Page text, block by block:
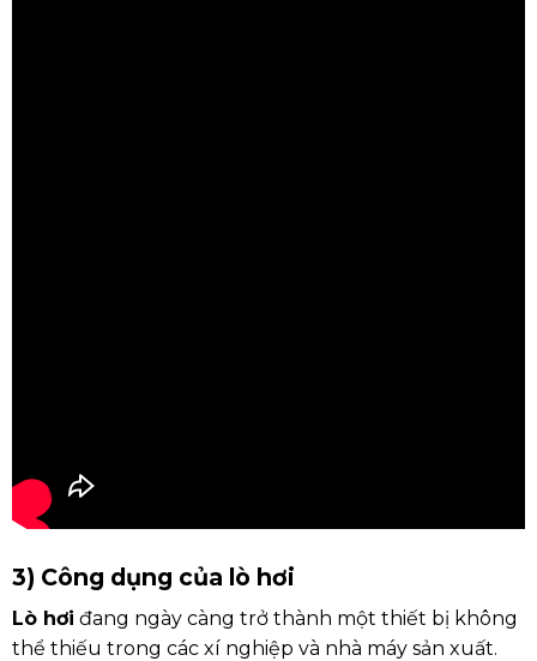
3) Công dụng của lò hơi
Lò hơi đang ngày càng trở thành một thiết bị không
thể thiếu trong các xí nghiệp và nhà máy sản xuất.